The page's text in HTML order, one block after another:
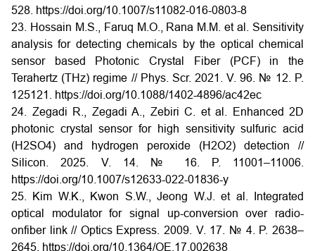
528. https://doi.org/10.1007/s11082-016-0803-8
23. Hossain M.S., Faruq M.O., Rana M.M. et al. Sensitivity
analysis for detecting chemicals by the optical chemical
sensor based Photonic Crystal Fiber (PCF) in the
Terahertz (THz) regime // Phys. Scr. 2021. V. 96. № 12. P.
125121.
https://doi.org/10.1088/1402-4896/ac42ec
24. Zegadi R., Zegadi A., Zebiri C. et al. Enhanced 2D
photonic crystal sensor for high sensitivity sulfuric acid
(H2SO4) and hydrogen peroxide (H2O2) detection //
Silicon. 2025. V. 14. № 16. P. 11001–11006.
https://doi.org/10.1007/s12633-022-01836-y
25. Kim W.K., Kwon S.W., Jeong W.J. et al. Integrated
optical modulator for signal up-conversion over radio-
onfiber link // Optics Express. 2009. V. 17. № 4. P. 2638–
2645. https://doi.org/10.1364/OE.17.002638